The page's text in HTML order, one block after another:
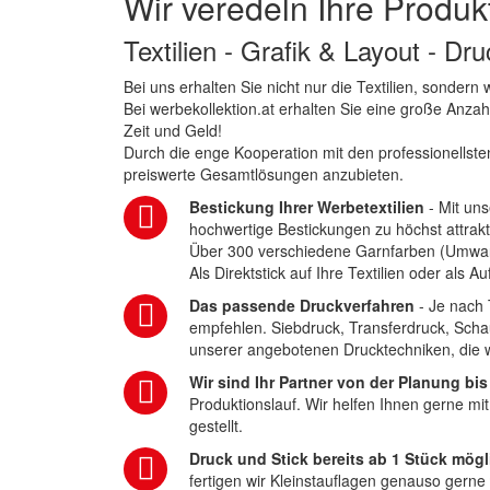
Textilien - Grafik & Layout -
Bei uns erhalten Sie nicht nur die Textilien,
Bei werbekollektion.at erhalten Sie eine große
Zeit und Geld!
Durch die enge Kooperation mit den
preiswerte Gesamtlösungen anzubieten.
Bestickung Ihrer Werbetextilien - Mit
hochwertige Bestickungen zu höchst
Über 300 verschiedene Garnfarben
Als Direktstick auf Ihre Textilien oder als
Das passende Druckverfahren - Je nach
empfehlen. Siebdruck, Transferdruck,
unserer angebotenen Drucktechniken,
Wir sind Ihr Partner von der Planung
Produktionslauf. Wir helfen Ihnen gerne
gestellt.
Druck und Stick bereits ab 1 Stück
fertigen wir Kleinstauflagen genauso